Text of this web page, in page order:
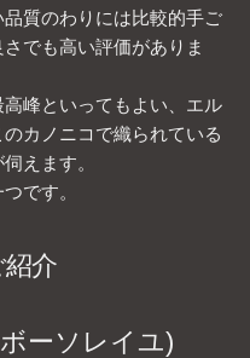
質のわりには比較的手ご
でも高い評価がありま
峰といってもよい、エル
カノニコで織られている
えます。
です。
介
ーソレイユ)